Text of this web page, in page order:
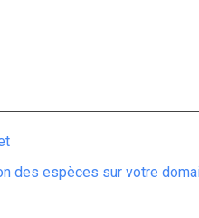
des espèces sur votre